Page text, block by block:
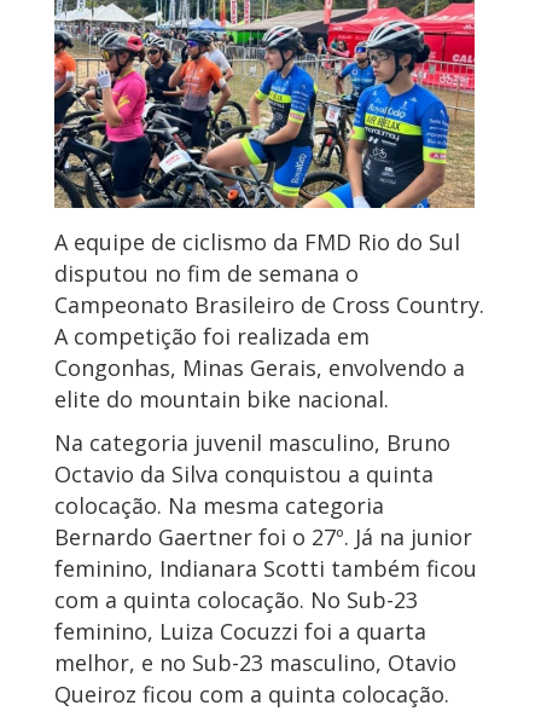
A equipe de ciclismo da FMD Rio do Sul
disputou no fim de semana o
Campeonato Brasileiro de Cross Country.
A competição foi realizada em
Congonhas, Minas Gerais, envolvendo a
elite do mountain bike nacional.
Na categoria juvenil masculino, Bruno
Octavio da Silva conquistou a quinta
colocação. Na mesma categoria
Bernardo Gaertner foi o 27º. Já na junior
feminino, Indianara Scotti também ficou
com a quinta colocação. No Sub-23
feminino, Luiza Cocuzzi foi a quarta
melhor, e no Sub-23 masculino, Otavio
Queiroz ficou com a quinta colocação.